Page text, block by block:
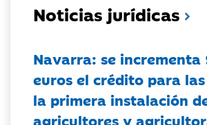
Noticias jurídicas
Navarra: se
euros el crédito para
la primera instalación
agricultores y